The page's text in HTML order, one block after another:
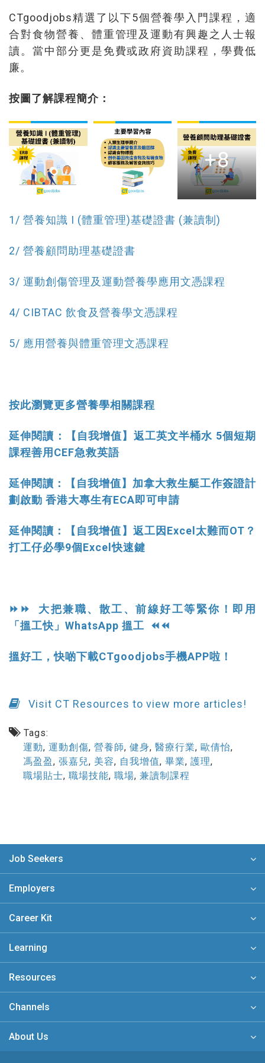
CTgoodjobs精選了以下5個營養學入門課程，適
合對食物營養、體重管理及運動有興趣之人士報
讀。當中部分更是免費或政府資助課程，學費低
廉。
按圖了解課程簡介：
+8
1/ 營養知識 I (體重管理)基礎證書 (兼讀制)
2/ 營養顧問助理基礎證書
3/ 運動創傷管理及運動營養學應用文憑課程
4/ CIBTAC 飲食及營養學文憑課程
5/ 應用營養與體重管理文憑課程
按此瀏覽更多營養學相關課程
延伸閱讀：【自我增值】返工英文半桶水 5個短期
課程善用CEF急救英語
延伸閱讀：【自我增值】加拿大救生艇工作簽證計
劃啟動 香港大專生有ECA即可申請
延伸閱讀：【自我增值】返工因Excel太難而OT？
打工仔必學9個Excel快速鍵
⏩⏩ 大把兼職、散工、前線好工等緊你！即用
「搵工快」WhatsApp 搵工 ⏪⏪
搵好工，快啲下載CTgoodjobs手機APP啦！
Visit CT Resources to view more articles!
Tags:
運動, 運動創傷, 營養師, 健身, 醫療行業, 歐倩怡,
馮盈盈, 張嘉兒, 美容, 自我增值, 畢業, 護理,
職場貼士, 職場技能, 職場, 兼讀制課程
Job Seekers
Employers
Career Kit
Learning
Resources
Channels
About Us